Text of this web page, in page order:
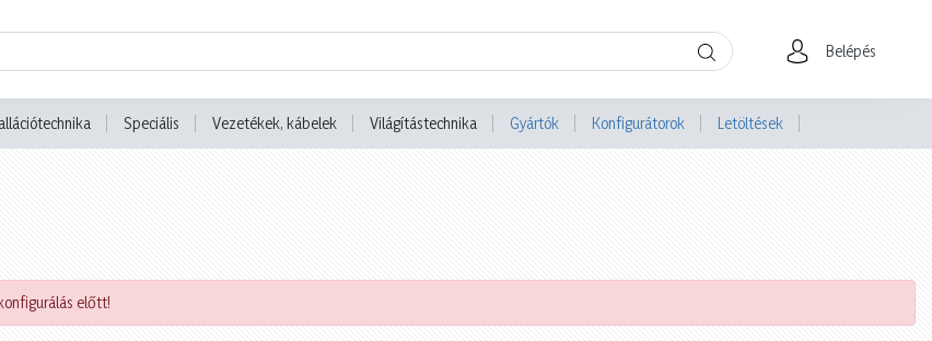
Belépés
Speciális Vezetékek, kábelek Világítástechnika Gyártók Konfigurátorok Letöltések
előtt!